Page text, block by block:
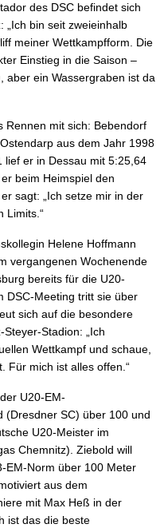
des DSC befindet sich
„Ich bin seit zweieinhalb
meiner Wettkampfform. Die
Einstieg in die Saison –
aber ein Wassergraben ist da
Rennen mit sich: Bebendorf
aus dem Jahr 1998
er in Dessau mit 5:25,64
beim Heimspiel den
sagt: „Ich setze mir in der
Limits.“
Helene Hoffmann
vergangenen Wochenende
bereits für die U20-
DSC-Meeting tritt sie über
sich auf die besondere
Stadion: „Ich
Wettkampf und schaue,
Für mich ist alles offen.“
U20-EM-
(Dresdner SC) über 100 und
U20-Meister im
Chemnitz). Ziebold will
EM-Norm über 100 Meter
aus dem
mit Max Heß in der
ist das die beste